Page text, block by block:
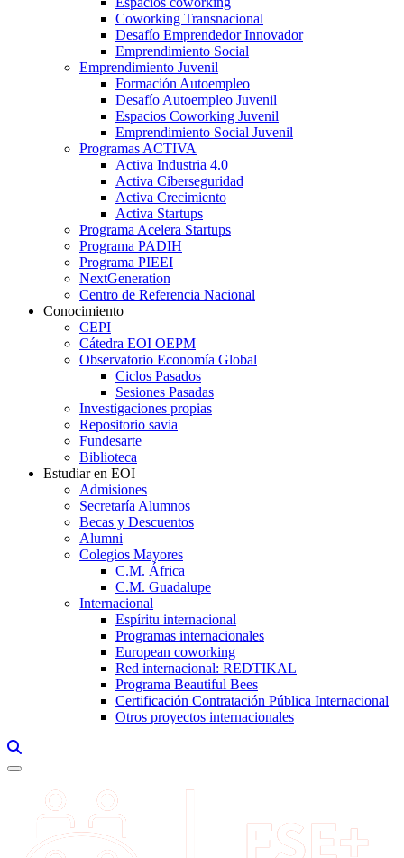
Coworking Transnacional
Desafío Emprendedor Innovador
Emprendimiento Social
Emprendimiento Juvenil
Formación Autoempleo
Desafío Autoempleo Juvenil
Espacios Coworking Juvenil
Emprendimiento Social Juvenil
Programas ACTIVA
Activa Industria 4.0
Activa Ciberseguridad
Activa Crecimiento
Activa Startups
Programa Acelera Startups
Programa PADIH
Programa PIEEI
NextGeneration
Centro de Referencia Nacional
Conocimiento
CEPI
Cátedra EOI OEPM
Observatorio Economía Global
Ciclos Pasados
Sesiones Pasadas
Investigaciones propias
Repositorio savia
Fundesarte
Biblioteca
Estudiar en EOI
Admisiones
Secretaría Alumnos
Becas y Descuentos
Alumni
Colegios Mayores
C.M. África
C.M. Guadalupe
Internacional
Espíritu internacional
Programas internacionales
European coworking
Red internacional: REDTIKAL
Programa Beautiful Bees
Certificación Contratación Pública Internacional
Otros proyectos internacionales